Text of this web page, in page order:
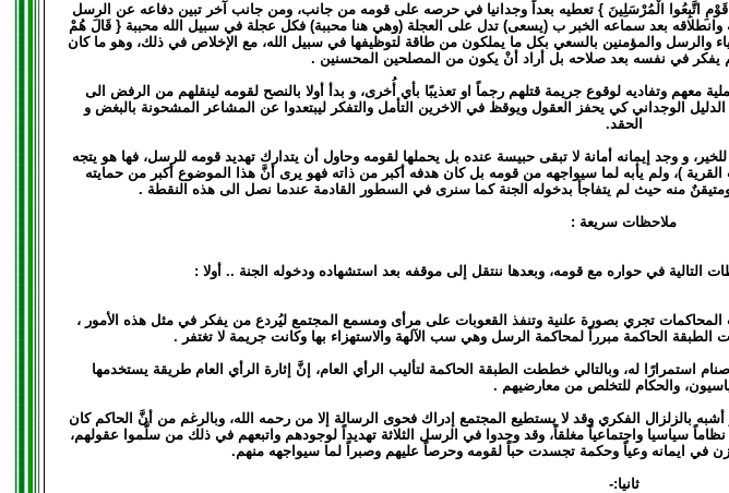
اتَّبِعُوا الْمُرْسَلِينَ } تعطيه بعداً وجدانيا في حرصه على قومه من جانب، ومن جانب آخر تبين دفاعه عن الرسل
بعد سماعه الخبر ب (يسعى) تدل على العجلة (وهي هنا محببة) فكل عجلة في سبيل الله محببة { قَالَ هُمْ
والرسل والمؤمنين بالسعي بكل ما يملكون من طاقة لتوظيفها في سبيل الله، مع الإخلاص في ذلك، وهو ما كان
في نفسه بعد صلاحه بل أراد أنْ يكون من المصلحين المحسنين .
وتفاديه لوقوع جريمة قتلهم رجماً او تعذيبًا بأي أُخرى، و بدأ أولا بالنصح لقومه لينقلهم من الرفض الى
الوجداني كي يحفز العقول ويوقظ في الاخرين التأمل والتفكر ليبتعدوا عن المشاعر المشحونة بالبغض و
الحقد.
و وجد إيمانه أمانة لا تبقى حبيسة عنده بل يحملها لقومه وحاول أن يتدارك تهديد قومه للرسل، فها هو يتجه
)، ولم يأبه لما سيواجهه من قومه بل كان هدفه أكبر من ذاته فهو يرى أنَّ هذا الموضوع أكبر من حمايته
منه حيث لم يتفاجأ بدخوله الجنة كما سنرى في السطور القادمة عندما نصل الى هذه النقطة .
ملاحظات سريعة :
في حواره مع قومه، وبعدها ننتقل إلى موقفه بعد استشهاده ودخوله الجنة .. أولا :
المحاكمات تجري بصورة علنية وتنفذ القعوبات على مرأى ومسمع المجتمع ليُردع من يفكر في مثل هذه الأمور ،
الحاكمة مبرراً لمحاكمة الرسل وهي سب الآلهة والاستهزاء بها وكانت جريمة لا تغتفر .
استمرارًا له، وبالتالي خططت الطبقة الحاكمة لتأليب الرأي العام، إنَّ إثارة الرأي العام طريقة يستخدمها
والحكام للتخلص من معارضيهم .
بالزلزال الفكري وقد لا يستطيع المجتمع إدراك فحوى الرسالة إلا من رحمه الله، وبالرغم من أنَّ الحاكم كان
نظاماً سياسيا واجتماعياً مغلقاً، وقد وجدوا في الرسل الثلاثة تهديداً لوجودهم واتبعهم في ذلك من سلَّموا عقولهم،
في ايمانه وعياً وحكمة تجسدت حباً لقومه وحرصاً عليهم وصبراً لما سيواجهه منهم.
ثانيا:-